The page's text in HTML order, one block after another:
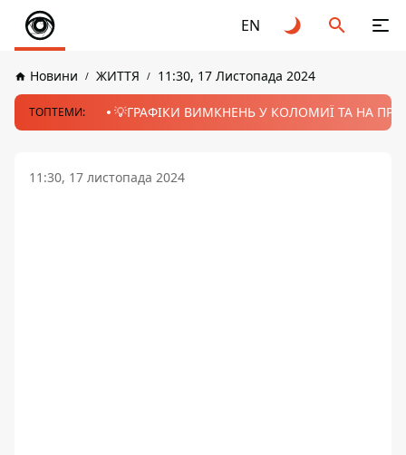
EN
Новини ЖИТТЯ 11:30, 17 Листопада 2024
ТОПТЕМИ: 💡ГРАФІКИ ВИМКНЕНЬ У КОЛОМИЇ ТА НА
11:30, 17 листопада 2024